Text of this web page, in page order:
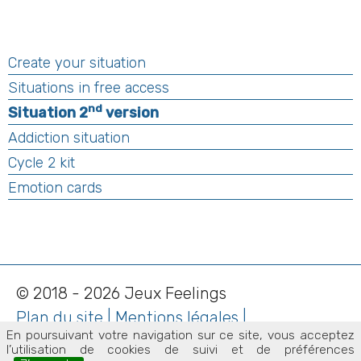
En poursuivant votre navigation sur ce site, vous acceptez
l’utilisation de cookies de suivi et de préférences
Create your situation
Situations in free access
Situation 2nd version
Addiction situation
Cycle 2 kit
Emotion cards
© 2018 - 2026 Jeux Feelings
Plan du site | Mentions légales |
Contact